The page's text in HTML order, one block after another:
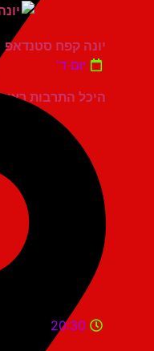
היכל התרבות ראשון לציון
יונה קפח סטנדאפ
יום ד'
20:30